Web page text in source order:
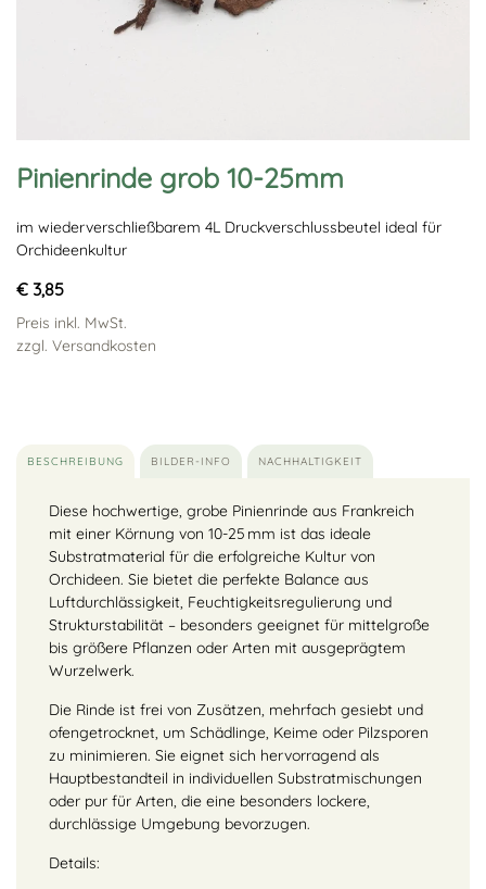
Pinienrinde grob 10-25mm
im wiederverschließbarem 4L Druckverschlussbeutel ideal für
Orchideenkultur
€ 3,85
Preis inkl. MwSt.
zzgl. Versandkosten
BESCHREIBUNG BILDER-INFO NACHHALTIGKEIT
Diese hochwertige, grobe Pinienrinde aus Frankreich
mit einer Körnung von 10-25 mm ist das ideale
Substratmaterial für die erfolgreiche Kultur von
Orchideen. Sie bietet die perfekte Balance aus
Luftdurchlässigkeit, Feuchtigkeitsregulierung und
Strukturstabilität – besonders geeignet für mittelgroße
bis größere Pflanzen oder Arten mit ausgeprägtem
Wurzelwerk.
Die Rinde ist frei von Zusätzen, mehrfach gesiebt und
ofengetrocknet, um Schädlinge, Keime oder Pilzsporen
zu minimieren. Sie eignet sich hervorragend als
Hauptbestandteil in individuellen Substratmischungen
oder pur für Arten, die eine besonders lockere,
durchlässige Umgebung bevorzugen.
Details: